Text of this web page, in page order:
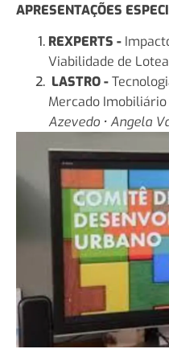
APRESENTAÇÕES
REXPERTS -
Viabilidade de
LASTRO -
Mercado Imobiliário
Azevedo • Angela